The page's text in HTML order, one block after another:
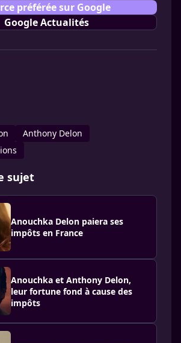
préférée sur Google
Google Actualités
Anthony Delon
sujet
Anouchka Delon paiera ses
impôts en France
Anouchka et Anthony Delon,
leur fortune fond à cause des
impôts